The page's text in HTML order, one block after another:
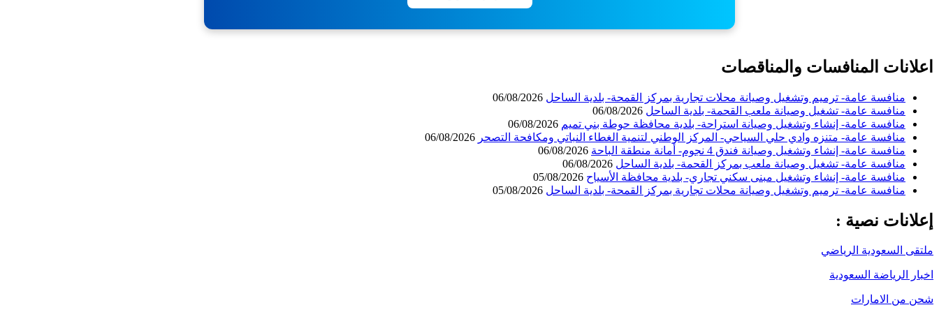
اعلانات المنافسات والمناقصات
منافسة عامة- ترميم وتشغيل وصيانة محلات تجارية بمركز القمحة- بلدية الساحل 06/08/2026
منافسة عامة- تشغيل وصيانة ملعب القحمة- بلدية الساحل 06/08/2026
منافسة عامة- إنشاء وتشغيل وصيانة استراحة- بلدية محافظة حوطة بني تميم 06/08/2026
منافسة عامة- متنزه وادي حلي السياحي- المركز الوطني لتنمية الغطاء النباتي ومكافحة التصحر 06/08/2026
منافسة عامة- إنشاء وتشغيل وصيانة فندق 4 نجوم- أمانة منطقة الباحة
06/08/2026
منافسة عامة- تشغيل وصيانة ملعب بمركز القحمة- بلدية الساحل 06/08/2026
منافسة عامة- إنشاء وتشغيل مبنى سكني تجاري- بلدية محافظة الأسياح 05/08/2026
منافسة عامة- ترميم وتشغيل وصيانة محلات تجارية بمركز القمحة- بلدية الساحل 05/08/2026
إعلانات نصية :
ملتقى السعودية الرياضي
اخبار الرياضة السعودية
شحن من الامارات